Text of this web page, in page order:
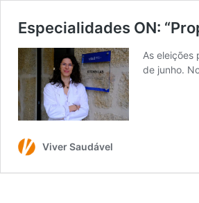
Especialidades ON:
As eleições
de junho.
Viver Saudável